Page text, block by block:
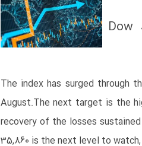
Dow
​The index has surged through
August.​The next target is the
recovery of the losses
35,860 is the next level to